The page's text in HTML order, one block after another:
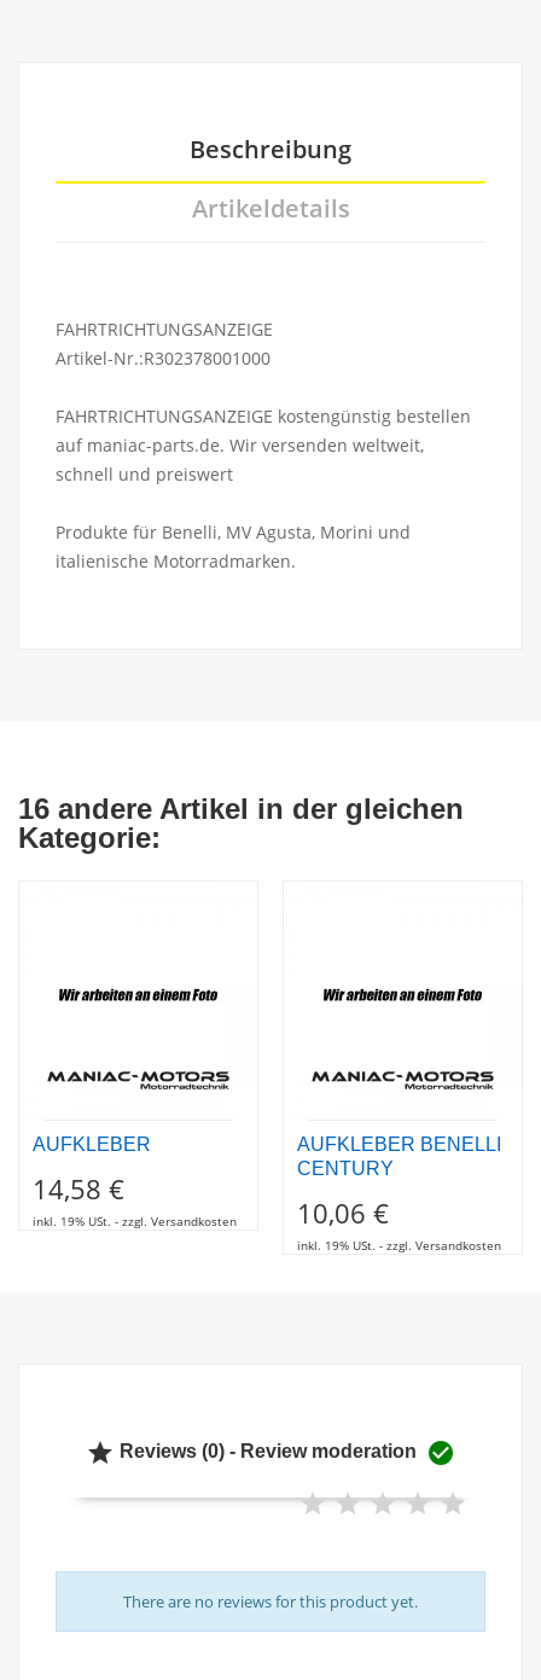
Beschreibung
Artikeldetails
FAHRTRICHTUNGSANZEIGE
Artikel-Nr.:R302378001000
FAHRTRICHTUNGSANZEIGE kostengünstig bestellen
auf maniac-parts.de. Wir versenden weltweit,
schnell und preiswert
Produkte für Benelli, MV Agusta, Morini und
italienische Motorradmarken.
16 andere Artikel in der gleichen
Kategorie:
AUFKLEBER
14,58 €
inkl. 19% USt. - zzgl. Versandkosten
AUFKLEBER BENELLI
CENTURY
10,06 €
inkl. 19% USt. - zzgl. Versandkosten
 Reviews (0) - Review moderation 
There are no reviews for this product yet.